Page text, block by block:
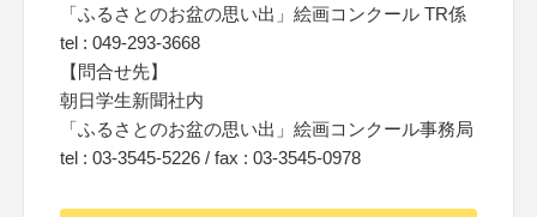
「ふるさとのお盆の思い出」絵画コンクール TR係
tel : 049-293-3668
【問合せ先】
朝日学生新聞社内
「ふるさとのお盆の思い出」絵画コンクール事務局
tel : 03-3545-5226 / fax : 03-3545-0978